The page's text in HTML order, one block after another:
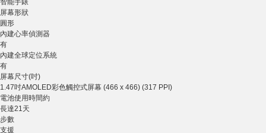
智能手錶
屏幕形狀
圓形
內建心率偵測器
有
內建全球定位系統
有
屏幕尺寸(吋)
1.47吋AMOLED彩色觸控式屏幕 (466 x 466) (317 PPI)
電池使用時間約
長達21天
步數
支援